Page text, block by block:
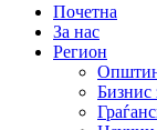
Почетна
За нас
Регион
Бизнис